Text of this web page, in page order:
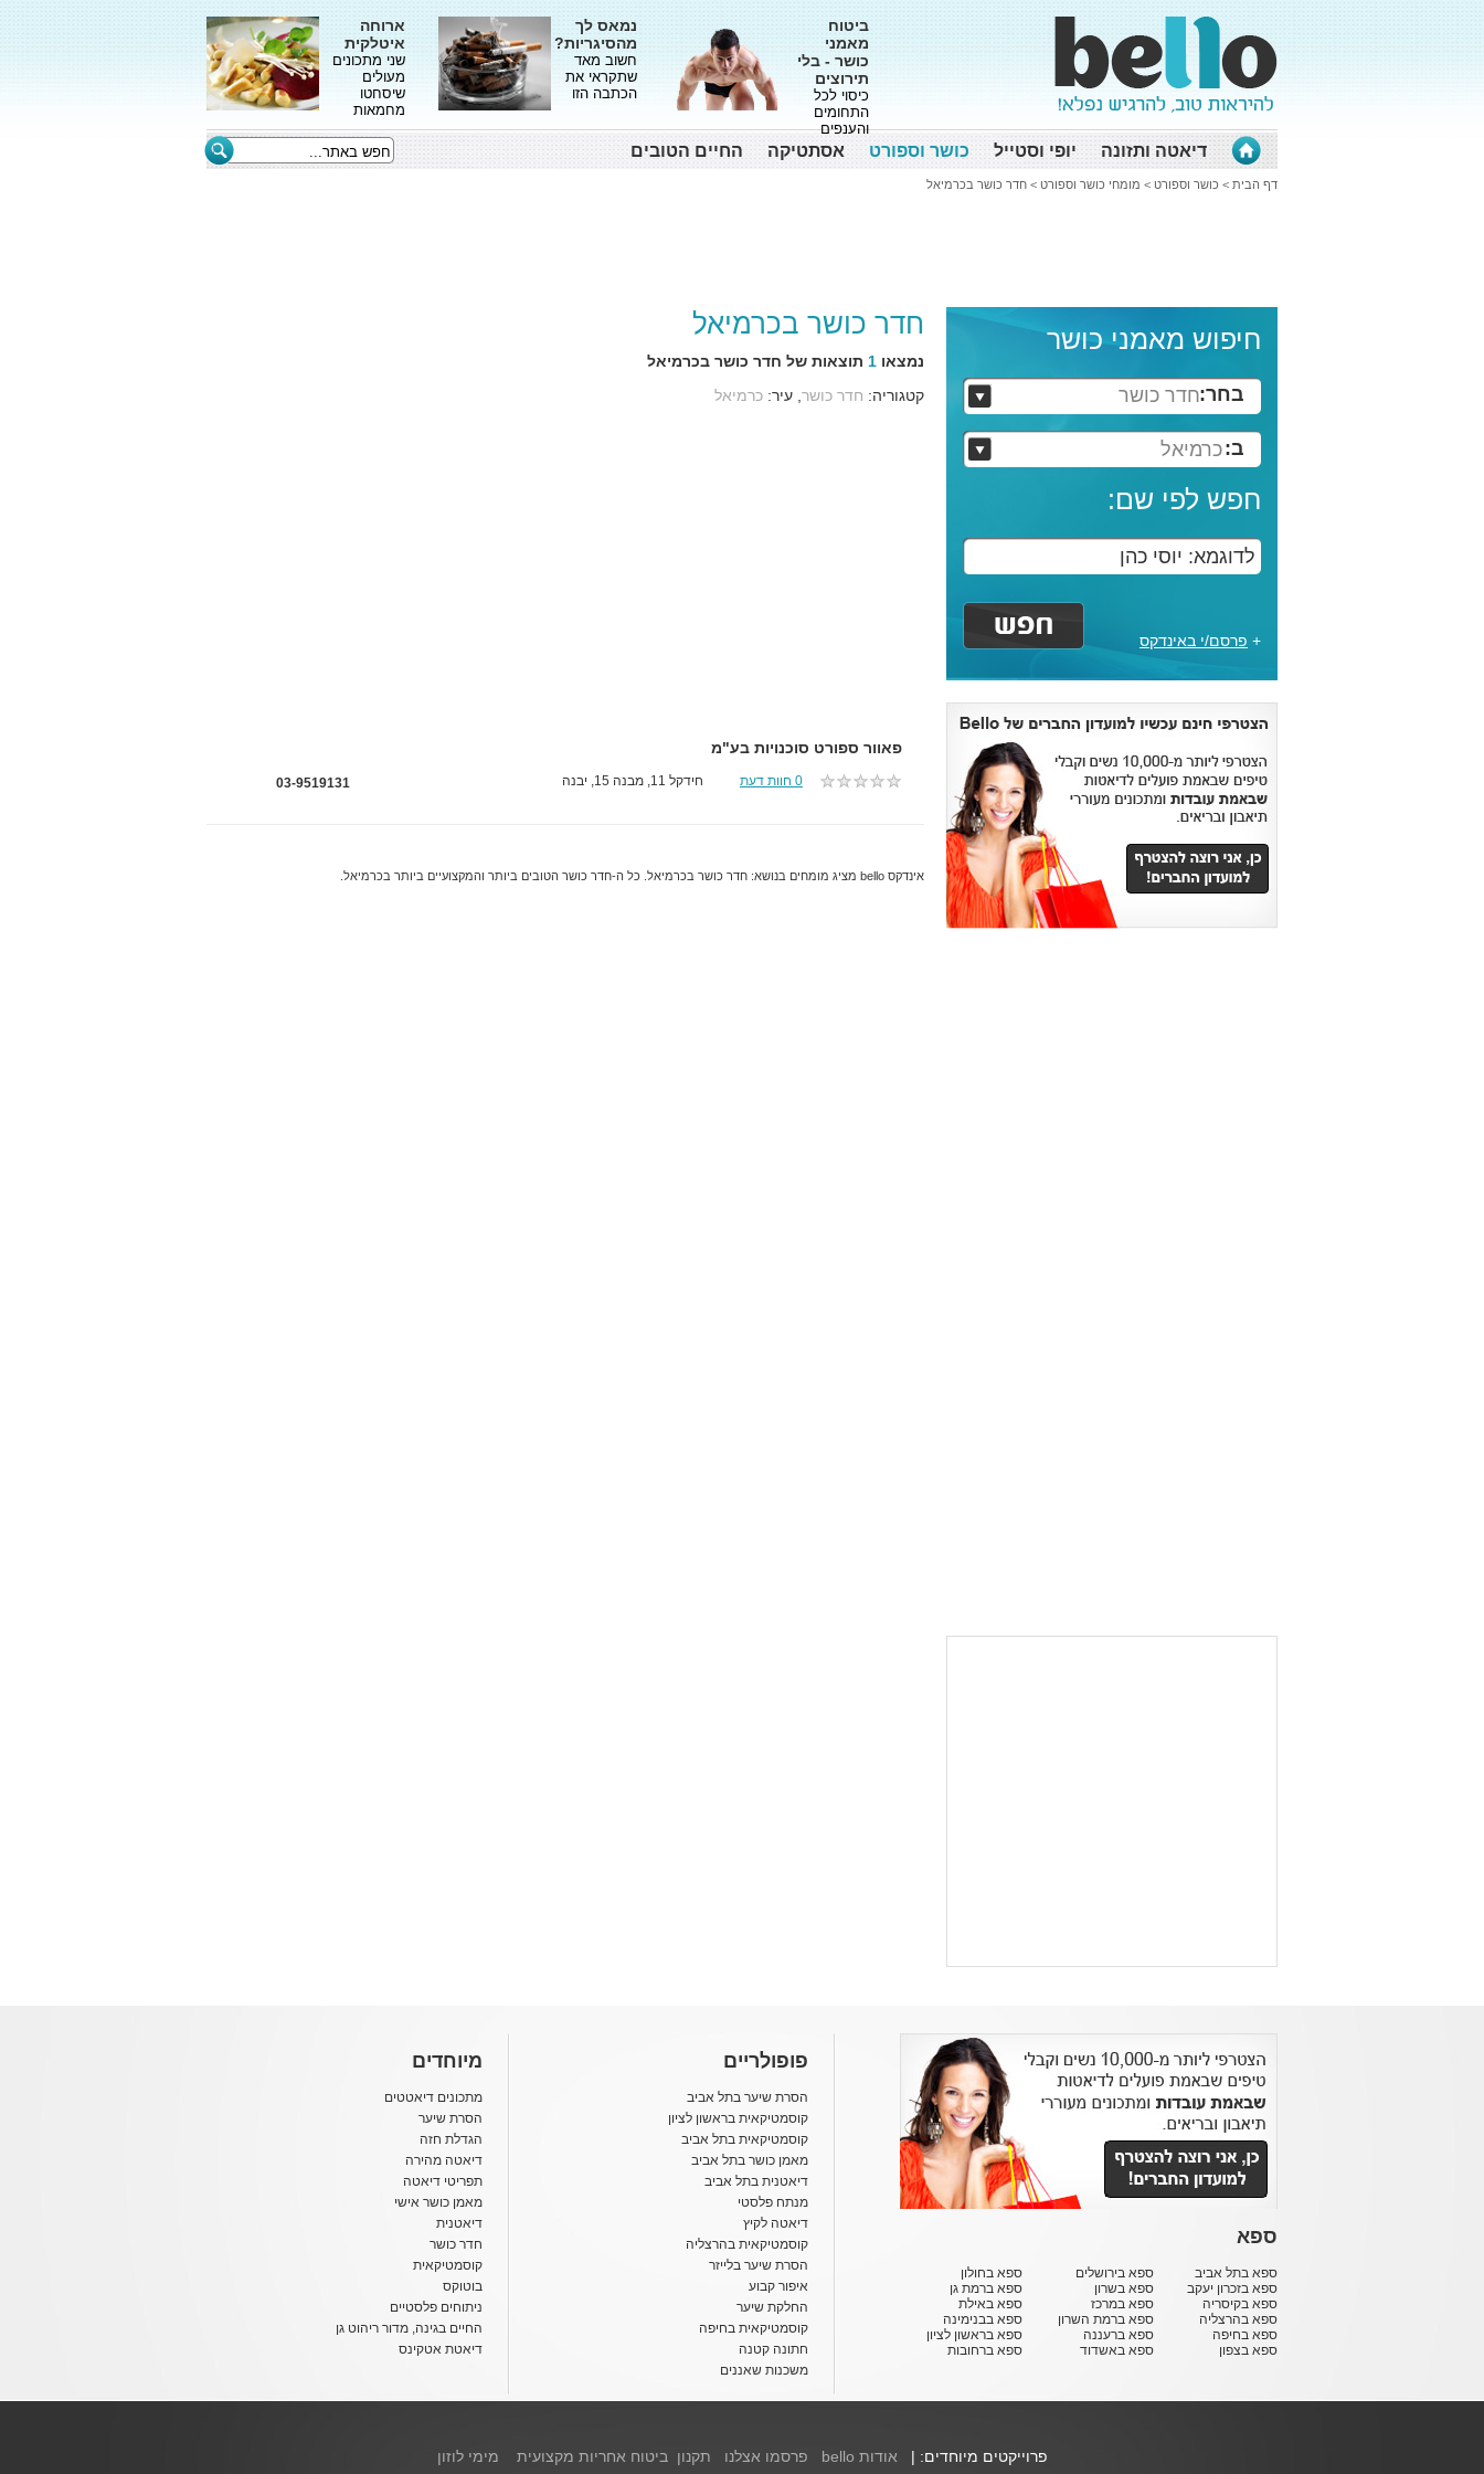
ביטוח
מאמני
כושר - בלי
תירוצים
כיסוי לכל
התחומים
והענפים
נמאס לך
מהסיגריות?
חשוב מאד
שתקראי את
הכתבה הזו
ארוחה
איטלקית
שני מתכונים
מעולים
שיסחטו
מחמאות
דיאטה ותזונה יופי וסטייל כושר וספורט אסתטיקה החיים הטובים
דף הבית > כושר וספורט > מומחי כושר וספורט > חדר כושר בכרמיאל
חיפוש מאמני כושר
בחר:חדר כושר
ב:כרמיאל
חפש לפי שם:
+ פרסם/י באינדקס
חדר כושר בכרמיאל
נמצאו 1 תוצאות של חדר כושר בכרמיאל
קטגוריה: חדר כושר , עיר: כרמיאל
פאוור ספורט סוכנויות בע"מ
03-9519131 0 חוות דעת חידקל 11, מבנה 15, יבנה
אינדקס bello מציג מומחים בנושא: חדר כושר בכרמיאל. כל ה-חדר כושר הטובים ביותר והמקצועיים ביותר בכרמיאל.
ספא
ספא בתל אביב
ספא בזכרון יעקב
ספא בקיסריה
ספא בהרצליה
ספא בחיפה
ספא בצפון
ספא בירושלים
ספא בשרון
ספא במרכז
ספא ברמת השרון
ספא ברעננה
ספא באשדוד
ספא בחולון
ספא ברמת גן
ספא באילת
ספא בבנימינה
ספא בראשון לציון
ספא ברחובות
פופולריים
הסרת שיער בתל אביב
קוסמטיקאית בראשון לציון
קוסמטיקאית בתל אביב
מאמן כושר בתל אביב
דיאטנית בתל אביב
מנתח פלסטי
דיאטה לקיץ
קוסמטיקאית בהרצליה
הסרת שיער בלייזר
איפור קבוע
החלקת שיער
קוסמטיקאית בחיפה
חתונה קטנה
משכנות שאננים
מיוחדים
מתכונים דיאטטים
הסרת שיער
הגדלת חזה
דיאטה מהירה
תפריטי דיאטה
מאמן כושר אישי
דיאטנית
חדר כושר
קוסמטיקאית
בוטוקס
ניתוחים פלסטיים
החיים בגינה, מדור ריהוט גן
דיאטת אטקינס
פרוייקטים מיוחדים: | אודות bello פרסמו אצלנו תקנון ביטוח אחריות מקצועית מימי לוזון